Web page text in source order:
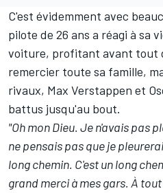
C'est évidemment avec
pilote de 26 ans a réagi à sa
voiture, profitant avant tout
remercier toute sa famille,
rivaux, Max Verstappen et
battus jusqu'au bout.
"Oh mon Dieu. Je n'avais pas
ne pensais pas que je
long chemin. C'est un long
grand merci à mes gars. À